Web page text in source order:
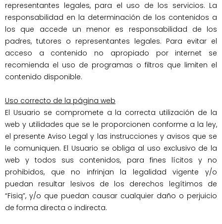
representantes legales, para el uso de los servicios. La
responsabilidad en la determinación de los contenidos a
los que accede un menor es responsabilidad de los
padres, tutores o representantes legales. Para evitar el
acceso a contenido no apropiado por internet se
recomienda el uso de programas o filtros que limiten el
contenido disponible.
Uso correcto de la página web
El Usuario se compromete a la correcta utilización de la
web y utilidades que se le proporcionen conforme a la ley,
el presente Aviso Legal y las instrucciones y avisos que se
le comuniquen. El Usuario se obliga al uso exclusivo de la
web y todos sus contenidos, para fines lícitos y no
prohibidos, que no infrinjan la legalidad vigente y/o
puedan resultar lesivos de los derechos legítimos de
“Fisiq”, y/o que puedan causar cualquier daño o perjuicio
de forma directa o indirecta.